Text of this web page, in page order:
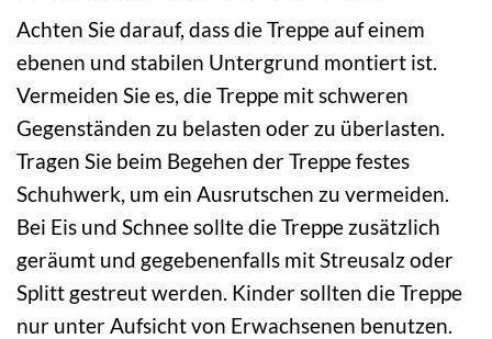
Achten Sie darauf, dass die Treppe auf einem
ebenen und stabilen Untergrund montiert ist.
Vermeiden Sie es, die Treppe mit schweren
Gegenständen zu belasten oder zu überlasten.
Tragen Sie beim Begehen der Treppe festes
Schuhwerk, um ein Ausrutschen zu vermeiden.
Bei Eis und Schnee sollte die Treppe zusätzlich
geräumt und gegebenenfalls mit Streusalz oder
Splitt gestreut werden. Kinder sollten die Treppe
nur unter Aufsicht von Erwachsenen benutzen.